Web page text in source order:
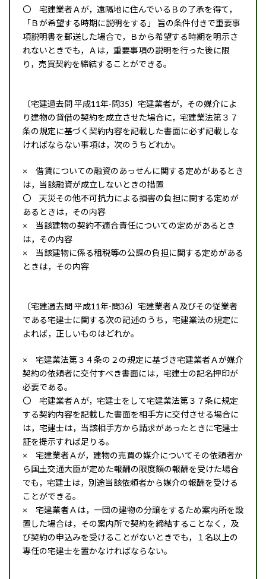
〇 宅建業者Ａが，遠隔地に住んでいるＢの了承を得て，
「Ｂが希望する時期に説明をする」 旨の条件付きで重要事
項説明書を郵送した場合で，Ｂから希望する時期を明示さ
れないときでも，Ａは，重要事項の説明を行った後に限
り，売買契約を締結することができる。
〔宅建過去問 平成11年-問35〕宅建業者が，その媒介によ
り建物の貸借の契約を成立させた場合に，宅建業法第３７
条の規定に基づく契約内容を記載した書面に必ず記載しな
ければならない事項は，次のうちどれか。
× 借賃についての融資のあっせんに関する定めがあるとき
は，当該融資が成立しないときの措置
〇 天災その他不可抗力による損害の負担に関する定めが
あるときは，その内容
× 当該建物の契約不適合責任についての定めがあるとき
は，その内容
× 当該建物に係る租税等の公課の負担に関する定めがある
ときは，その内容
〔宅建過去問 平成11年-問36〕宅建業者Ａ及びその従業者
である宅建士に関する次の記述のうち，宅建業法の規定に
よれば，正しいものはどれか。
× 宅建業法第３４条の２の規定に基づき宅建業者Ａが媒介
契約の依頼者に交付すべき書面には，宅建士の記名押印が
必要である。
〇 宅建業者Ａが，宅建士をして宅建業法第３７条に規定
する契約内容を記載した書面を相手方に交付させる場合に
は，宅建士は，当該相手方から請求があったときに宅建士
証を提示すれば足りる。
× 宅建業者Ａが，建物の売買の媒介についてその依頼者か
ら国土交通大臣が定めた報酬の限度額の報酬を受けた場合
でも，宅建士は，別途当該依頼者から媒介の報酬を受ける
ことができる。
× 宅建業者Ａは，一団の建物の分譲をするため案内所を設
置した場合は，その案内所で契約を締結することなく，及
び契約の申込みを受けることがないときでも，１名以上の
専任の宅建士を置かなければならない。